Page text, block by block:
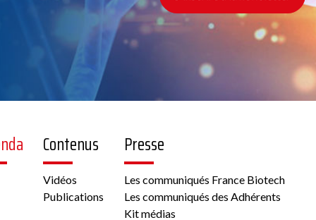
Contenus
Vidéos
Publications
Presse
Les communiqués France Biotech
Les communiqués des Adhérents
Kit médias